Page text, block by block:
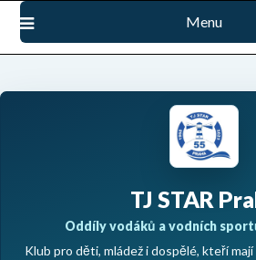
Přejdi
obsah
Menu
TJ STAR
Oddíly vodáků a vodních
Klub pro děti, mládež i dospělé, kteří